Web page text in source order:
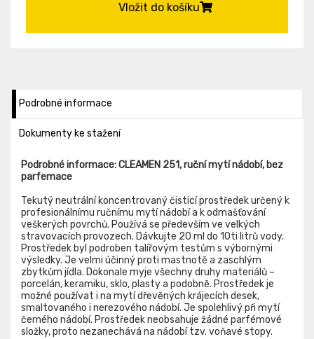
Vložit do košíku
Podrobné informace
Dokumenty ke stažení
Podrobné informace: CLEAMEN 251, ruční mytí nádobí, bez
parfemace
Tekutý neutrální koncentrovaný čisticí prostředek určený k
profesionálnímu ručnímu mytí nádobí a k odmašťování
veškerých povrchů. Používá se především ve velkých
stravovacích provozech. Dávkujte 20 ml do 10ti litrů vody.
Prostředek byl podroben talířovým testům s výbornými
výsledky. Je velmi účinný proti mastnotě a zaschlým
zbytkům jídla. Dokonale myje všechny druhy materiálů –
porcelán, keramiku, sklo, plasty a podobně. Prostředek je
možné používat i na mytí dřevěných krájecích desek,
smaltovaného i nerezového nádobí. Je spolehlivý při mytí
černého nádobí. Prostředek neobsahuje žádné parfémové
složky, proto nezanechává na nádobí tzv. voňavé stopy.